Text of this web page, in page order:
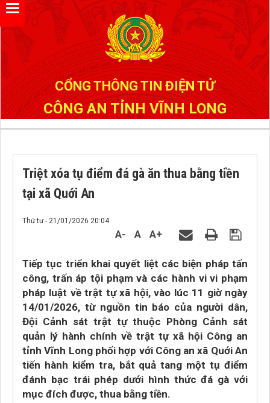
CỔNG THÔNG TIN ĐIỆN TỬ
CÔNG AN TỈNH VĨNH LONG
Triệt xóa tụ điểm đá gà ăn thua bằng tiền
tại xã Quới An
Thứ tư - 21/01/2026 20:04
A- A A+
Tiếp tục triển khai quyết liệt các biện pháp tấn
công, trấn áp tội phạm và các hành vi vi phạm
pháp luật về trật tự xã hội, vào lúc 11 giờ ngày
14/01/2026, từ nguồn tin báo của người dân,
Đội Cảnh sát trật tự thuộc Phòng Cảnh sát
quản lý hành chính về trật tự xã hội Công an
tỉnh Vĩnh Long phối hợp với Công an xã Quới An
tiến hành kiểm tra, bắt quả tang một tụ điểm
đánh bạc trái phép dưới hình thức đá gà với
mục đích được, thua bằng tiền.